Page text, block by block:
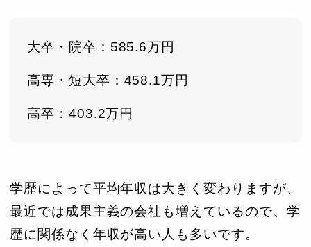
大卒・院卒：585.6万円
高専・短大卒：458.1万円
高卒：403.2万円
学歴によって平均年収は大きく変わりますが、
最近では成果主義の会社も増えているので、学
歴に関係なく年収が高い人も多いです。